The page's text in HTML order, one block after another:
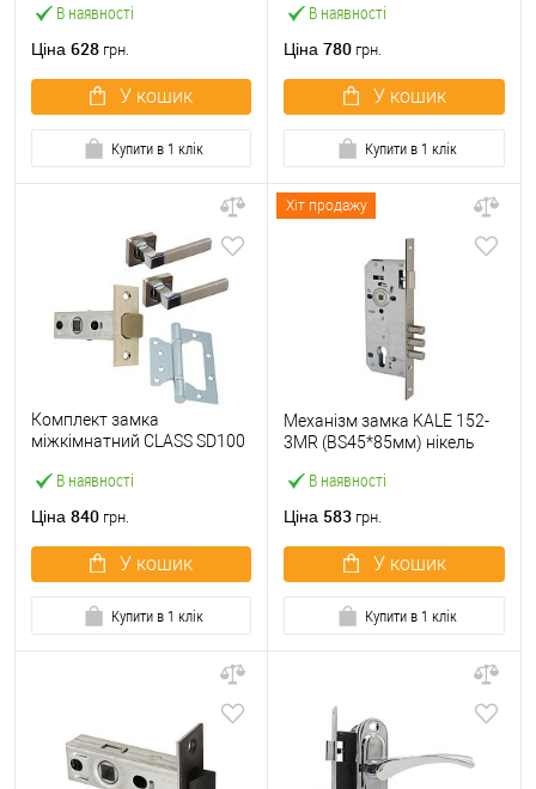
В наявності
KEDR чорний матовий
Ціна 628 грн.
У кошик
Купити в 1 клік
В наявності
завісами KEDR чорний
Ціна 780 грн.
У кошик
Купити в 1 клік
В наявності
Комплект замка
міжкімнатний CLASS SD100
завісами KEDR нікель сатин
Ціна 840 грн.
У кошик
Купити в 1 клік
Хіт продажу
В наявності
Механізм замка KALE 152-
3MR (BS45*85мм) нікель
Ціна 583 грн.
У кошик
Купити в 1 клік